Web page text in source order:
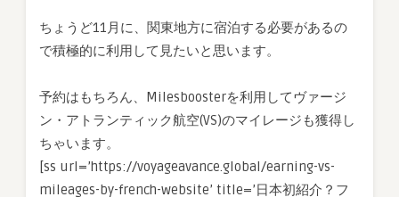
ちょうど11月に、関東地方に宿泊する必要があるの
で積極的に利用して見たいと思います。
予約はもちろん、Milesboosterを利用してヴァージ
ン・アトランティック航空(VS)のマイレージも獲得し
ちゃいます。
[ss url=’https://voyageavance.global/earning-vs-
mileages-by-french-website’ title=’日本初紹介？フ